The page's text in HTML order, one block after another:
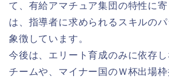
て、有給アマチュア集団の特性に
は、指導者に求められるスキルの
象徴しています。
今後は、エリート育成のみに依存
チームや、マイナー国のＷ杯出場枠